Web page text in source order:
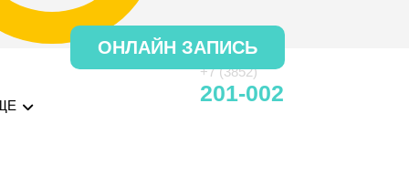
+7 (3852)
201-002
ОНЛАЙН ЗАПИСЬ